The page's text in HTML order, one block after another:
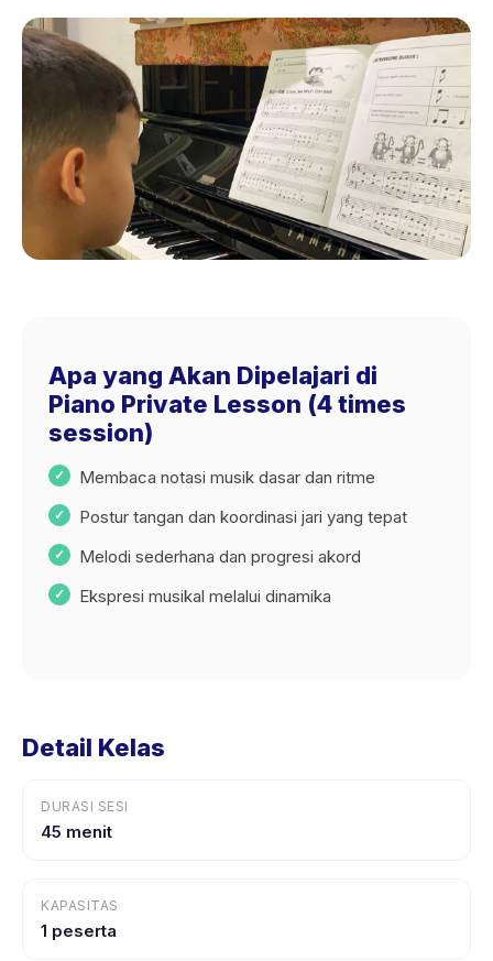
Apa yang Akan Dipelajari di
Piano Private Lesson (4 times
session)
Membaca notasi musik dasar dan ritme
Postur tangan dan koordinasi jari yang tepat
Melodi sederhana dan progresi akord
Ekspresi musikal melalui dinamika
Detail Kelas
DURASI SESI
45 menit
KAPASITAS
1 peserta